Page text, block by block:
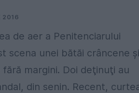
2016
de aer a Penitenciarului
scena unei bătăi crâncene
margini. Doi deţinuţi au
din senin. Recent,